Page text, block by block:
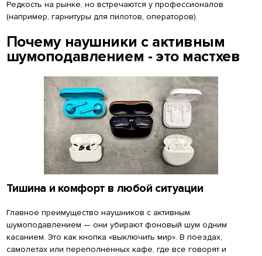
Редкость на рынке, но встречаются у профессионалов
(например, гарнитуры для пилотов, операторов).
Почему наушники с активным
шумоподавлением - это мастхев
Тишина и комфорт в любой ситуации
Главное преимущество наушников с активным
шумоподавлением — они убирают фоновый шум одним
касанием. Это как кнопка «выключить мир». В поездах,
самолетах или переполненных кафе, где все говорят и